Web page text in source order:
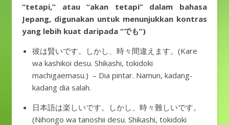
“tetapi,” atau “akan tetapi” dalam bahasa
Jepang, digunakan untuk menunjukkan kontras
yang lebih kuat daripada “でも”)
彼は賢いです。しかし、時々間違えます。(Kare
wa kashikoi desu. Shikashi, tokidoki
machigaemasu.) – Dia pintar. Namun, kadang-
kadang dia salah.
日本語は楽しいです。しかし、時々難しいです。
(Nihongo wa tanoshii desu. Shikashi, tokidoki